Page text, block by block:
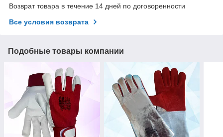
Возврат товара в течение 14 дней по договоренности
Все условия возврата
Подобные товары компании